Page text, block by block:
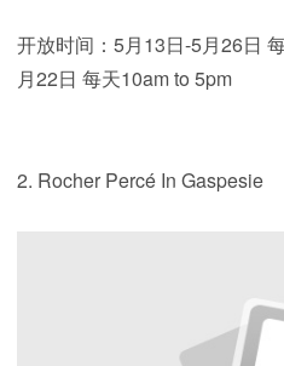
开放时间：5月13日-5月26日
月22日 每天10am to 5pm
2. Rocher Percé In Gaspesie